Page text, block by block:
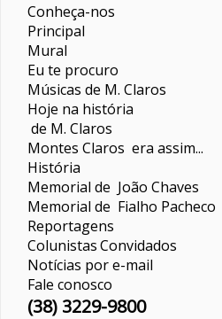
Conheça-nos
Principal
Mural
Eu te procuro
Músicas de M. Claros
Hoje na história
de M. Claros
Montes Claros era assim...
História
Memorial de João Chaves
Memorial de Fialho Pacheco
Reportagens
ColunistasConvidados
Notícias por e-mail
Fale conosco
(38) 3229-9800